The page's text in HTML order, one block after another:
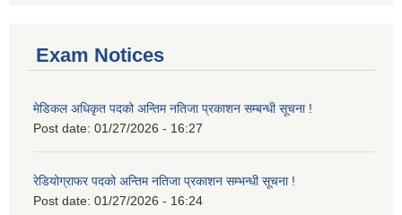
Exam Notices
मेडिकल अधिकृत पदको अन्तिम नतिजा प्रकाशन सम्बन्धी सूचना !
Post date: 01/27/2026 - 16:27
रेडियोग्राफर पदको अन्तिम नतिजा प्रकाशन सम्भन्धी सूचना !
Post date: 01/27/2026 - 16:24